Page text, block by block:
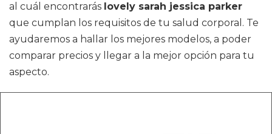
al cuál encontrarás lovely sarah jessica parker
que cumplan los requisitos de tu salud corporal. Te
ayudaremos a hallar los mejores modelos, a poder
comparar precios y llegar a la mejor opción para tu
aspecto.